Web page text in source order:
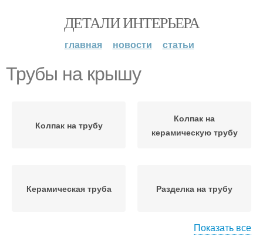
ДЕТАЛИ ИНТЕРЬЕРА
главная новости статьи
Трубы на крышу
Колпак на трубу
Колпак на
керамическую трубу
Керамическая труба Разделка на трубу
Показать все